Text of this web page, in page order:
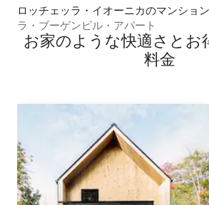
ロッチェッラ・イオーニカのマンショ
ラ・ブーゲンビル・アパート
お家のような快⁠適⁠さ⁠とお⁠
料⁠金